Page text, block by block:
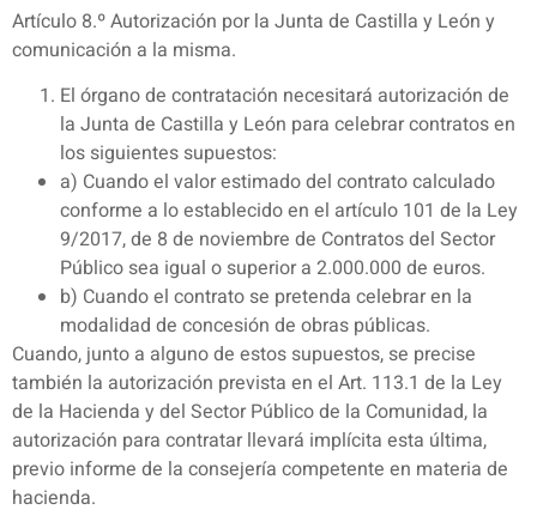
Artículo 8.º Autorización por la Junta de Castilla y León y
comunicación a la misma.
El órgano de contratación necesitará autorización de
la Junta de Castilla y León para celebrar contratos en
los siguientes supuestos:
a) Cuando el valor estimado del contrato calculado
conforme a lo establecido en el artículo 101 de la Ley
9/2017, de 8 de noviembre de Contratos del Sector
Público sea igual o superior a 2.000.000 de euros.
b) Cuando el contrato se pretenda celebrar en la
modalidad de concesión de obras públicas.
Cuando, junto a alguno de estos supuestos, se precise
también la autorización prevista en el Art. 113.1 de la Ley
de la Hacienda y del Sector Público de la Comunidad, la
autorización para contratar llevará implícita esta última,
previo informe de la consejería competente en materia de
hacienda.